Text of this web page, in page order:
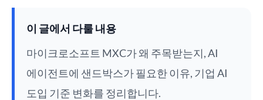
이 글에서 다룰 내용
마이크로소프트 MXC가 왜 주목받는지, AI
에이전트에 샌드박스가 필요한 이유, 기업 AI
도입 기준 변화를 정리합니다.